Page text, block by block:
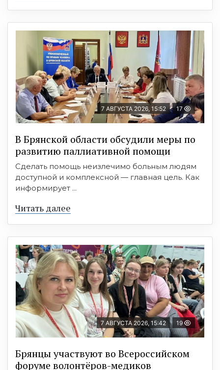
7 АВГУСТА 2026, 15:52 17
В Брянской области обсудили меры по
развитию паллиативной помощи
Сделать помощь неизлечимо больным людям
доступной и комплексной — главная цель. Как
информирует ...
Читать далее
7 АВГУСТА 2026, 15:42 19
Брянцы участвуют во Всероссийском
форуме волонтёров-медиков